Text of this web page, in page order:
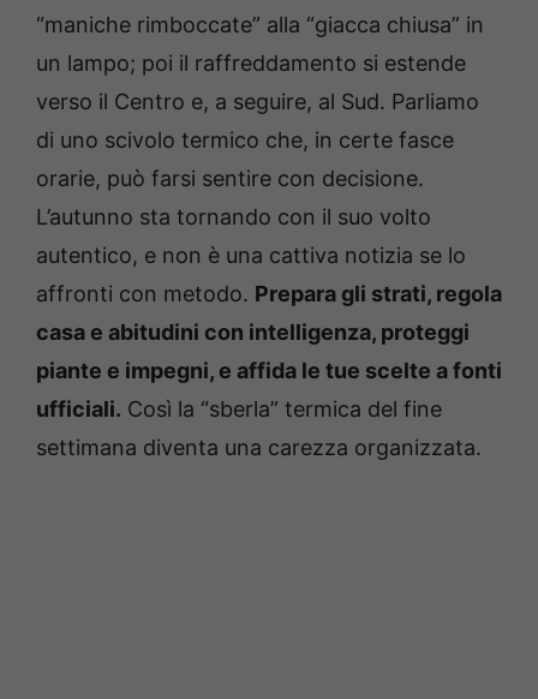
“maniche rimboccate” alla “giacca chiusa” in
un lampo; poi il raffreddamento si estende
verso il Centro e, a seguire, al Sud. Parliamo
di uno scivolo termico che, in certe fasce
orarie, può farsi sentire con decisione.
L’autunno sta tornando con il suo volto
autentico, e non è una cattiva notizia se lo
affronti con metodo. Prepara gli strati, regola
casa e abitudini con intelligenza, proteggi
piante e impegni, e affida le tue scelte a fonti
ufficiali. Così la “sberla” termica del fine
settimana diventa una carezza organizzata.